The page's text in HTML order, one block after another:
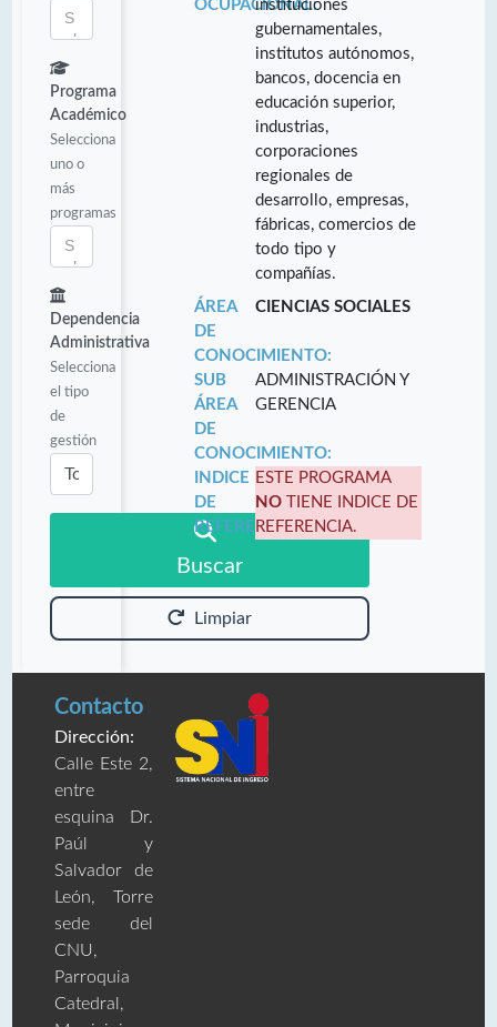
Programa
Académico
Selecciona
uno o
más
programas
Dependencia
Administrativa
Selecciona
el tipo
de
gestión
Buscar
Limpiar
OCUPACIONAL:
instituciones
gubernamentales,
institutos autónomos,
bancos, docencia en
educación superior,
industrias,
corporaciones
regionales de
desarrollo, empresas,
fábricas, comercios de
todo tipo y
compañías.
ÁREA
DE
CONOCIMIENTO:
CIENCIAS SOCIALES
SUB
ÁREA
DE
CONOCIMIENTO:
ADMINISTRACIÓN Y
GERENCIA
INDICE
DE
REFERENCIA:
ESTE PROGRAMA
NO TIENE INDICE DE
REFERENCIA.
Contacto
Dirección:
Calle Este 2,
entre
esquina Dr.
Paúl y
Salvador de
León, Torre
sede del
CNU,
Parroquia
Catedral,